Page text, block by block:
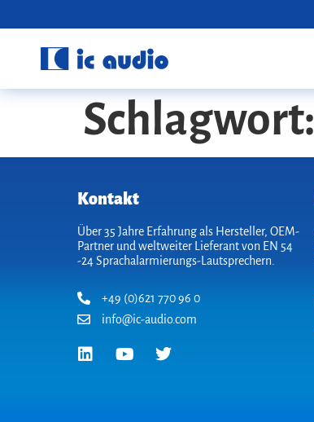
Schlagwort:
Kontakt
Über 35 Jahre Erfahrung als Hersteller, OEM-
Partner und weltweiter Lieferant von EN 54
-24 Sprach­alarmierungs-Lautsprechern.
+49 (0)621 770 96 0
info@ic-audio.com